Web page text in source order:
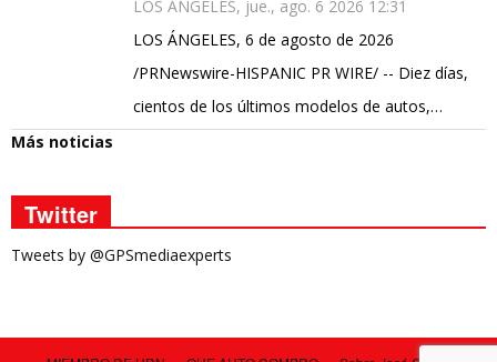
LOS ÁNGELES, jue., ago. 6 2026 12:31
LOS ÁNGELES, 6 de agosto de 2026
/PRNewswire-HISPANIC PR WIRE/ -- Diez días,
cientos de los últimos modelos de autos,…
Más noticias
Twitter
Tweets by @GPSmediaexperts